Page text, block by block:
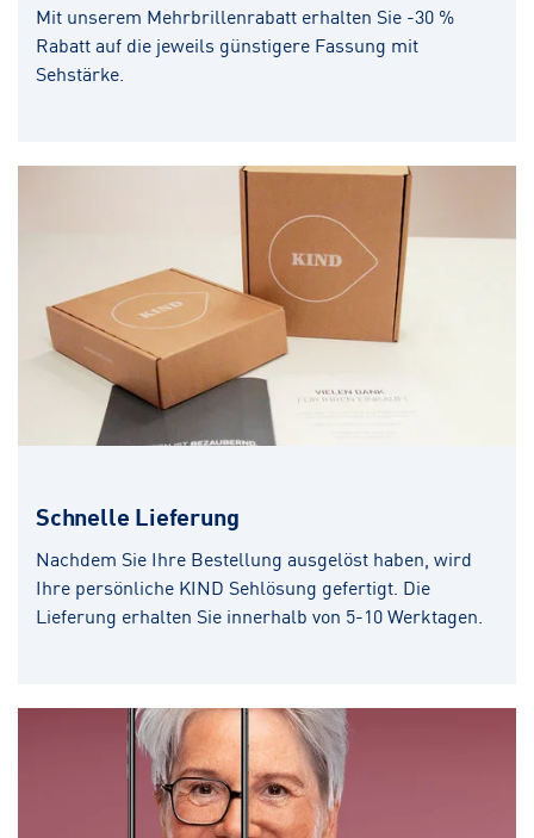
Mit unserem Mehrbrillenrabatt erhalten Sie -30 %
Rabatt auf die jeweils günstigere Fassung mit
Sehstärke.
Schnelle Lieferung
Nachdem Sie Ihre Bestellung ausgelöst haben, wird
Ihre persönliche KIND Sehlösung gefertigt. Die
Lieferung erhalten Sie innerhalb von 5-10 Werktagen.